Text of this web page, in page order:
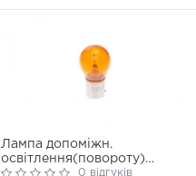
Лампа допоміжн.
освітлення(повороту)
BOSCH 12V 21W PY21W PURE
0 відгуків